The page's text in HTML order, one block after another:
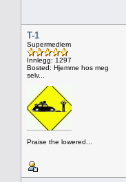
T-1
Supermedlem
Innlegg: 1297
Bosted: Hjemme hos meg
selv...
Praise the lowered...